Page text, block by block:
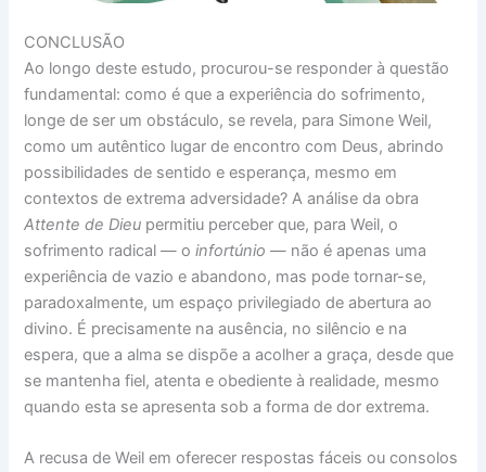
CONCLUSÃO
Ao longo deste estudo, procurou-se responder à questão
fundamental: como é que a experiência do sofrimento,
longe de ser um obstáculo, se revela, para Simone Weil,
como um autêntico lugar de encontro com Deus, abrindo
possibilidades de sentido e esperança, mesmo em
contextos de extrema adversidade? A análise da obra
Attente de Dieu permitiu perceber que, para Weil, o
sofrimento radical — oinfortúnio — não é apenas uma
experiência de vazio e abandono, mas pode tornar-se,
paradoxalmente, um espaço privilegiado de abertura ao
divino. É precisamente na ausência, no silêncio e na
espera, que a alma se dispõe a acolher a graça, desde que
se mantenha fiel, atenta e obediente à realidade, mesmo
quando esta se apresenta sob a forma de dor extrema.
A recusa de Weil em oferecer respostas fáceis ou consolos